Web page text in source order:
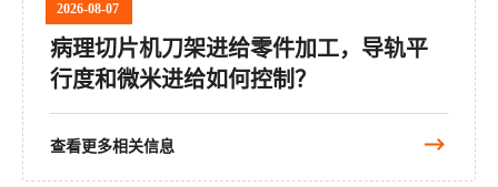
2026-08-07
病理切片机刀架进给零件加工，导轨平
行度和微米进给如何控制？
查看更多相关信息